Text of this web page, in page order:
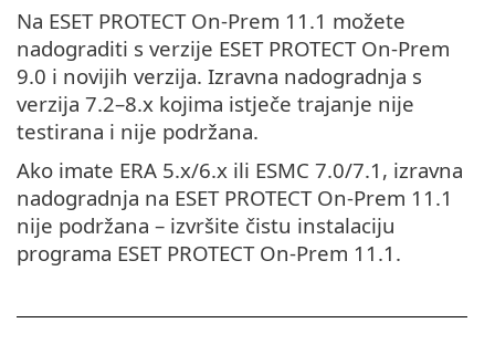
Na ESET PROTECT On-Prem 11.1 možete
nadograditi s verzije ESET PROTECT On-Prem
9.0 i novijih verzija. Izravna nadogradnja s
verzija 7.2–8.x kojima istječe trajanje nije
testirana i nije podržana.
Ako imate ERA 5.x/6.x ili ESMC 7.0/7.1, izravna
nadogradnja na ESET PROTECT On-Prem 11.1
nije podržana – izvršite čistu instalaciju
programa ESET PROTECT On-Prem 11.1.